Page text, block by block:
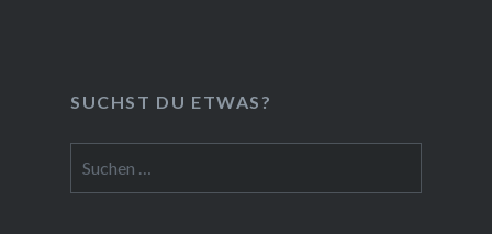
SUCHST DU ETWAS?
nach: